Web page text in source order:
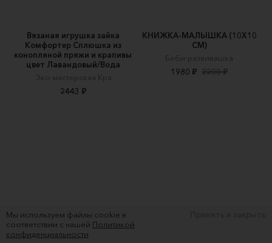
Вязаная игрушка зайка
Комфортер Сплюшка из
конопляной пряжи и крапивы
цвет Лавандовый/Вода
Эко мастерская Кря
2443 ₽
КНИЖКА-МАЛЫШКА (10Х10
СМ)
Беби-развивашка
1980 ₽ 2200 ₽
Мы используем файлы cookie в
соответствии с нашей Политикой
конфиденциальности